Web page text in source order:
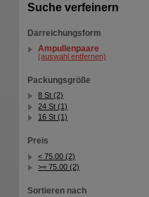
Suche verfeinern
Darreichungsform
Ampullenpaare
(auswahl entfernen)
Packungsgröße
8 St (2)
24 St (1)
16 St (1)
Preis
< 75.00 (2)
>= 75.00 (2)
Sortieren nach